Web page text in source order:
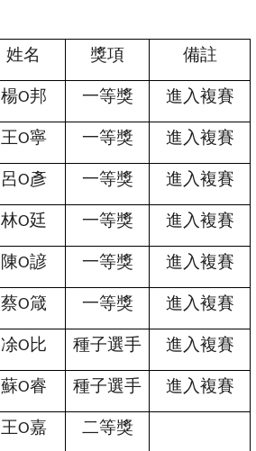
姓名 獎項 備註
楊O邦 一等獎 進入複賽
王O寧 一等獎 進入複賽
呂O彥 一等獎 進入複賽
林O廷 一等獎 進入複賽
陳O諺 一等獎 進入複賽
蔡O箴 一等獎 進入複賽
凃O比 種子選手 進入複賽
蘇O睿 種子選手 進入複賽
王O嘉 二等獎